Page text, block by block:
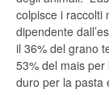
colpisce i raccolti
dipendente
il 36% del grano
53% del mais per
duro per la pasta